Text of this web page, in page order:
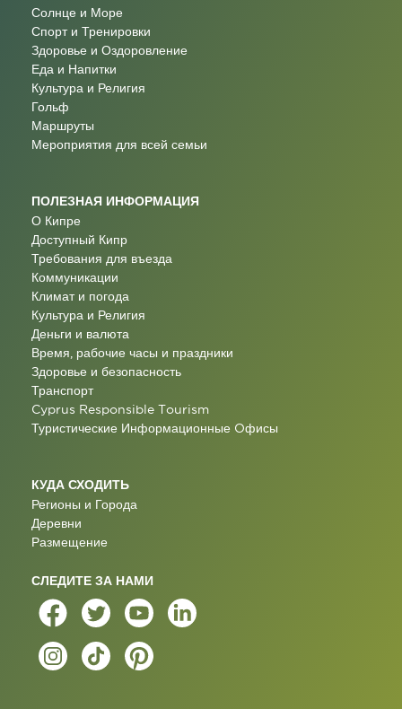
Солнце и Море
Спорт и Тренировки
Здоровье и Оздоровление
Еда и Напитки
Культура и Религия
Гольф
Маршруты
Мероприятия для всей семьи
ПОЛЕЗНАЯ ИНФОРМАЦИЯ
О Кипре
Доступный Кипр
Требования для въезда
Коммуникации
Климат и погода
Культура и Религия
Деньги и валюта
Время, рабочие часы и праздники
Здоровье и безопасность
Транспорт
Cyprus Responsible Tourism
Туристические Информационные Oфисы
КУДА СХОДИТЬ
Регионы и Города
Деревни
Размещение
СЛЕДИТЕ ЗА НАМИ